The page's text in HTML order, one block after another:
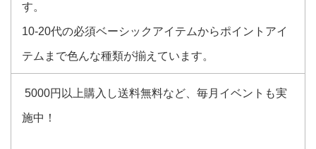
す。
10-20代の必須ベーシックアイテムからポイントアイ
テムまで色んな種類が揃えています。
5000円以上購入し送料無料など、毎月イベントも実
施中！